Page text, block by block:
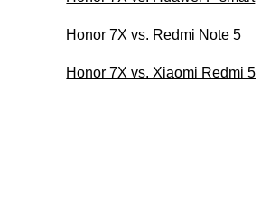
Honor 7X vs. Redmi Note 5
Honor 7X vs. Xiaomi Redmi 5